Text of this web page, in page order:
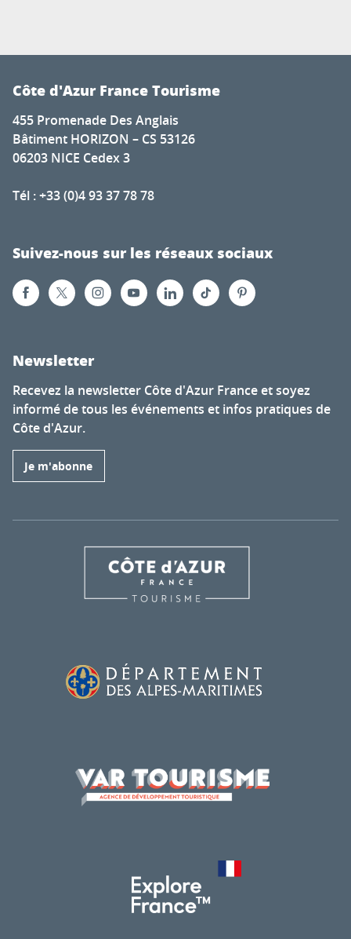
Côte d'Azur France Tourisme
455 Promenade Des Anglais
Bâtiment HORIZON – CS 53126
06203 NICE Cedex 3
Tél : +33 (0)4 93 37 78 78
Suivez-nous sur les réseaux sociaux
Newsletter
Recevez la newsletter Côte d'Azur France et soyez
informé de tous les événements et infos pratiques de
Côte d'Azur.
Je m'abonne